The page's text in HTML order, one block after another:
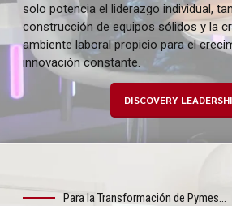
solo potencia el liderazgo individual,
construcción de equipos sólidos y la
ambiente laboral propicio para el
innovación constante.
DISCOVERY
Para la Transformación de Pymes...